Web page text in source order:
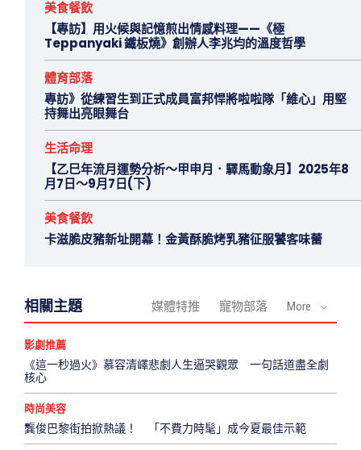
美食餐飲
【專訪】用火候與記憶煎出情感料理——《極
Teppanyaki 鐵板燒》創辦人李兆均的溫度哲學
體育部落
專訪》從練習生到正式成員富邦悍將啦啦隊「維心」用堅
持舞出亮眼舞台
生活命理
【乙巳年流月運勢分析～甲申月．驛馬動象月】2025年8
月7日～9月7日(下)
美食餐飲
卡滋脆皮豬新址開幕！金黃酥脆烤乳豬征服饕客味蕾
相關主題 媒體特推 寵物部落 More
影劇推薦
《這一秒過火》慕容清嶧悲劇人生逼哭觀眾 一句話道盡全劇
核心
時尚美容
龔俊巴黎街拍掀熱議！ 「不費力時髦」成今夏最佳示範